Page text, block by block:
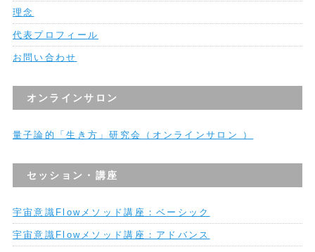
理念
代表プロフィール
お問い合わせ
オンラインサロン
量子論的「生き方」研究会（オンラインサロン ）
セッション・講座
宇宙意識Flowメソッド講座：ベーシック
宇宙意識Flowメソッド講座：アドバンス